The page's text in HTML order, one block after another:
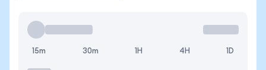
15m 30m 1H 4H 1D